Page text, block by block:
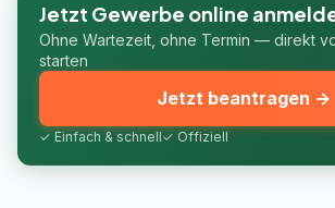
Jetzt Gewerbe online
Ohne Wartezeit, ohne Termin — direkt
starten
✓ Einfach & schnell✓ Offiziell
Jetzt beantragen →